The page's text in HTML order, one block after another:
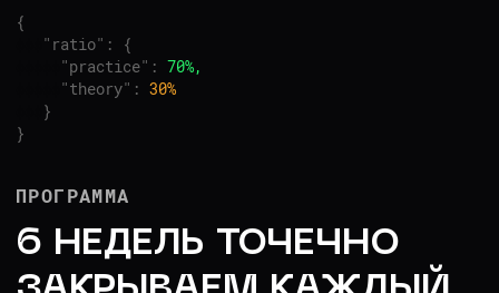
HARD’Ы ДО УРОВНЯ
SENIOR В BIGTECH
И НАУЧИМСЯ: